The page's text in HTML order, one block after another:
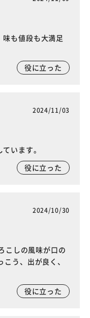
も値段も大満足
役に立った
2024/11/03
います。
役に立った
2024/10/30
こしの風味が口の
う、出が良く、
役に立った